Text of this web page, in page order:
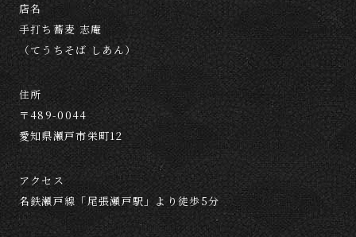
店名
手打ち蕎麦 志庵
（てうちそば しあん）
住所
〒489-0044
愛知県瀬戸市栄町12
アクセス
名鉄瀬戸線「尾張瀬戸駅」より徒歩5分